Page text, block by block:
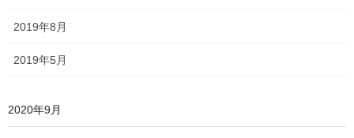
思いっきり運休の列車に乗
ろうとしとるやないかい!!!!!!
動物公園駅で「東武動物公園駅行きの東武車を使った列車」を待
っている間（これは伊勢崎線の写真が朝撮った区間急行浅草駅行
2019年8月
2019年5月
2020年9月